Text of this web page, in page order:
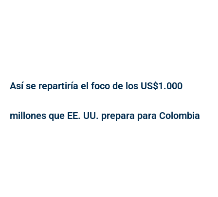
Así se repartiría el foco de los US$1.000
millones que EE. UU. prepara para Colombia